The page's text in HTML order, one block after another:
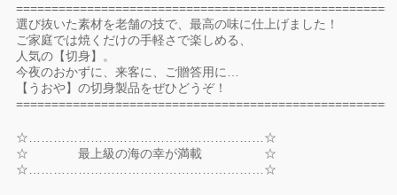
=====================================================
選び抜いた素材を老舗の技で、最高の味に仕上げました！
ご家庭では焼くだけの手軽さで楽しめる、
人気の【切身】。
今夜のおかずに、来客に、ご贈答用に…
【うおや】の切身製品をぜひどうぞ！
=====================================================
☆…………………………………………………☆
☆ 最上級の海の幸が満載 ☆
☆…………………………………………………☆